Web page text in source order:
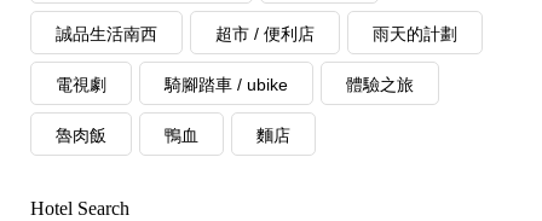
誠品生活南西 超市 / 便利店 雨天的計劃
電視劇 騎腳踏車 / ubike 體驗之旅
魯肉飯 鴨血 麵店
Hotel Search